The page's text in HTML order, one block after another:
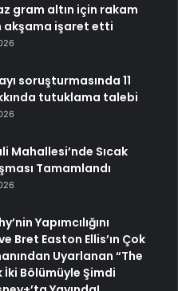
gram altın için rakam
akşama işaret etti
soruşturmasında 11
tutuklama talebi
Mahallesi’nde Sıcak
Tamamlandı
Yapımcılığını
Bret Easton Ellis’ın Çok
Uyarlanan “The
İki Bölümüyle Şimdi